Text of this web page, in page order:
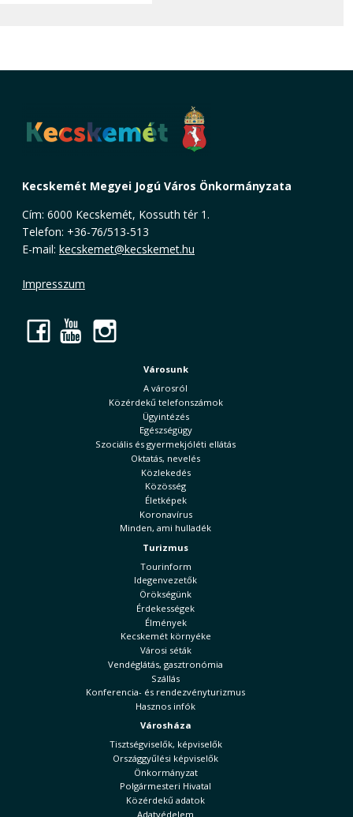
Kecskemét Megyei Jogú Város Önkormányzata
Cím: 6000 Kecskemét, Kossuth tér 1.
Telefon: +36-76/513-513
E-mail: kecskemet@kecskemet.hu
Impresszum
Facebook
YouTube
Városunk
A városról
Közérdekű telefonszámok
Ügyintézés
Egészségügy
Szociális és gyermekjóléti ellátás
Oktatás, nevelés
Közlekedés
Közösség
Életképek
Koronavírus
Minden, ami hulladék
Turizmus
Tourinform
Idegenvezetők
Örökségünk
Érdekességek
Élmények
Kecskemét környéke
Városi séták
Vendéglátás, gasztronómia
Szállás
Konferencia- és rendezvényturizmus
Hasznos infók
Városháza
Tisztségviselők, képviselők
Országgyűlési képviselők
Önkormányzat
Polgármesteri Hivatal
Közérdekű adatok
Adatvédelem